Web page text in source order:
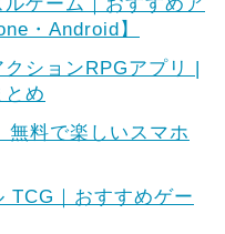
ルゲーム｜おすすめア
・Android】
クションRPGアプリ |
め
無料で楽しいスマホ
TCG｜おすすめゲー